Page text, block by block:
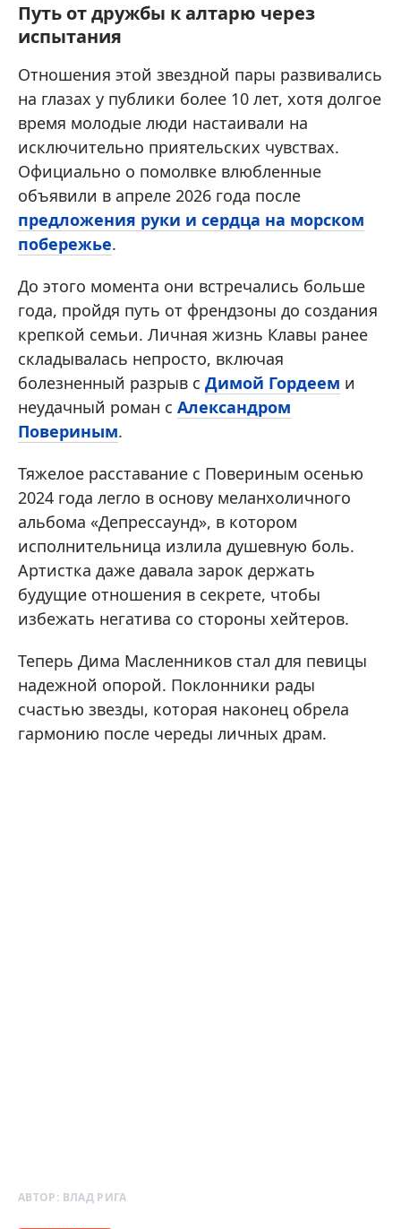
Путь от дружбы к алтарю через
испытания
Отношения этой звездной пары развивались
на глазах у публики более 10 лет, хотя долгое
время молодые люди настаивали на
исключительно приятельских чувствах.
Официально о помолвке влюбленные
объявили в апреле 2026 года после
предложения руки и сердца на морском
побережье.
До этого момента они встречались больше
года, пройдя путь от френдзоны до создания
крепкой семьи. Личная жизнь Клавы ранее
складывалась непросто, включая
болезненный разрыв с Димой Гордеем и
неудачный роман с Александром
Повериным.
Тяжелое расставание с Повериным осенью
2024 года легло в основу меланхоличного
альбома «Депрессаунд», в котором
исполнительница излила душевную боль.
Артистка даже давала зарок держать
будущие отношения в секрете, чтобы
избежать негатива со стороны хейтеров.
Теперь Дима Масленников стал для певицы
надежной опорой. Поклонники рады
счастью звезды, которая наконец обрела
гармонию после череды личных драм.
АВТОР: ВЛАД РИГА